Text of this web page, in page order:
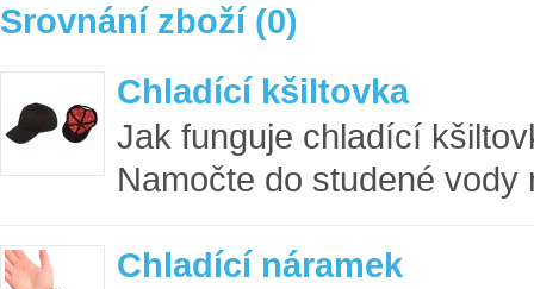
Srovnání zboží (0)
Chladící kšiltovka
Jak funguje chladící
Namočte do studené vody
Chladící náramek